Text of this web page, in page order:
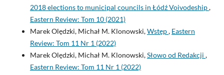
2018 elections to municipal councils in Łódź Voivodeship,
Eastern Review: Tom 10 (2021)
Marek Olędzki, Michał M. Klonowski,Wstęp, Eastern
Review: Tom 11 Nr 1 (2022)
Marek Olędzki, Michał M. Klonowski,Słowo od Redakcji ,
Eastern Review: Tom 11 Nr 1 (2022)